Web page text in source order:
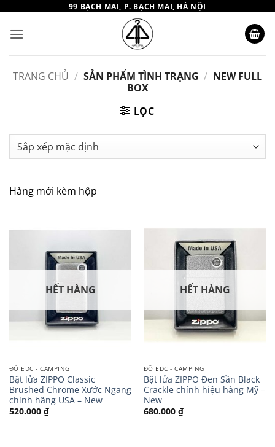
nội
dung
99 BẠCH MAI, P. BẠCH MAI, HÀ NỘI
TRANG CHỦ / SẢN PHẨM TÌNH TRẠNG / NEW FULL
BOX
LỌC
Hàng mới kèm hộp
HẾT HÀNG
ĐỒ EDC - CAMPING
Bật lửa ZIPPO Classic
Brushed Chrome Xước Ngang
chính hãng USA – New
520.000 ₫
HẾT HÀNG
ĐỒ EDC - CAMPING
Bật lửa ZIPPO Đen Sần Black
Crackle chính hiệu hàng Mỹ –
New
680.000 ₫